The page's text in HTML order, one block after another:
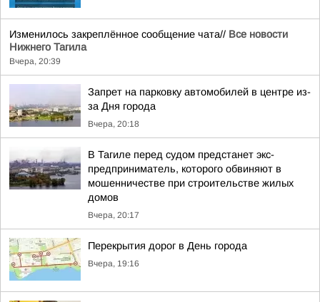
Изменилось закреплённое сообщение чата// Все новости
Нижнего Тагила
Вчера, 20:39
Запрет на парковку автомобилей в центре из-
за Дня города
Вчера, 20:18
В Тагиле перед судом предстанет экс-
предприниматель, которого обвиняют в
мошенничестве при строительстве жилых
домов
Вчера, 20:17
Перекрытия дорог в День города
Вчера, 19:16